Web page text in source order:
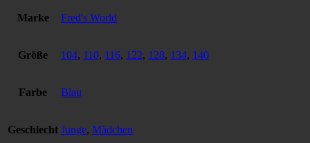
Marke Fred's World
Größe 104, 110, 116, 122, 128, 134, 140
Farbe Blau
Geschlecht Junge, Mädchen